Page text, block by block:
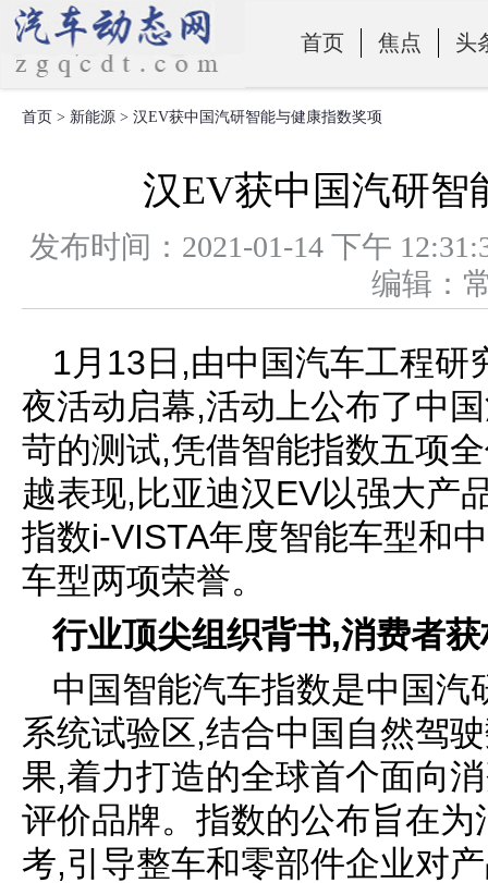
首页 焦点 头
零部件
首页 > 新能源 > 汉EV获中国汽研智能与健康指数奖项
汉EV获中国汽研智
发布时间：2021-01-14 下午
编辑
1月13日,由中国汽车工程研
夜活动启幕,活动上公布了中
苛的测试,凭借智能指数五项
越表现,比亚迪汉EV以强大产
指数i-VISTA年度智能车型和
车型两项荣誉。
行业顶尖组织背书,消费者获
中国智能汽车指数是中国汽
系统试验区,结合中国自然驾
果,着力打造的全球首个面向
评价品牌。指数的公布旨在
考,引导整车和零部件企业对